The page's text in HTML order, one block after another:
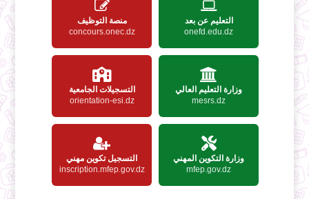
التعليم عن بعد
onefd.edu.dz
منصة التوظيف
concours.onec.dz
وزارة التعليم العالي
mesrs.dz
التسجيلات الجامعية
orientation-esi.dz
وزارة التكوين المهني
mfep.gov.dz
التسجيل تكوين مهني
inscription.mfep.gov.dz